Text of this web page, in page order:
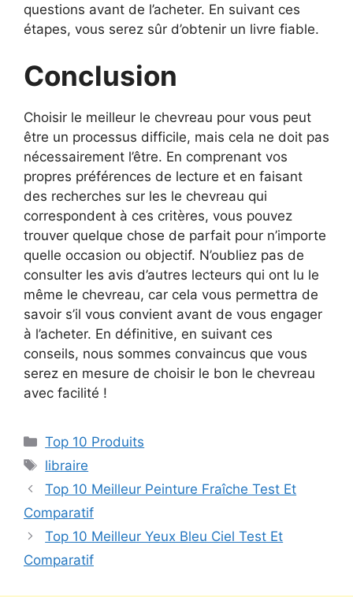
questions avant de l’acheter. En suivant ces
étapes, vous serez sûr d’obtenir un livre fiable.
Conclusion
Choisir le meilleur le chevreau pour vous peut
être un processus difficile, mais cela ne doit pas
nécessairement l’être. En comprenant vos
propres préférences de lecture et en faisant
des recherches sur les le chevreau qui
correspondent à ces critères, vous pouvez
trouver quelque chose de parfait pour n’importe
quelle occasion ou objectif. N’oubliez pas de
consulter les avis d’autres lecteurs qui ont lu le
même le chevreau, car cela vous permettra de
savoir s’il vous convient avant de vous engager
à l’acheter. En définitive, en suivant ces
conseils, nous sommes convaincus que vous
serez en mesure de choisir le bon le chevreau
avec facilité !
Top 10 Produits
libraire
Top 10 Meilleur Peinture Fraîche Test Et
Comparatif
Top 10 Meilleur Yeux Bleu Ciel Test Et
Comparatif